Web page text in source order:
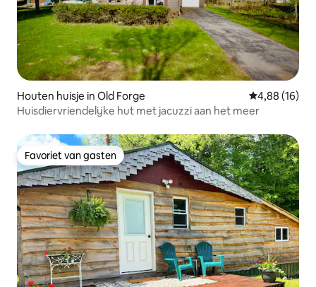
Houten huisje in Old Forge Gemiddelde
4,88 (16)
Huisdiervriendelijke hut met jacuzzi aan het meer
Favoriet van gasten
Favoriet van gasten